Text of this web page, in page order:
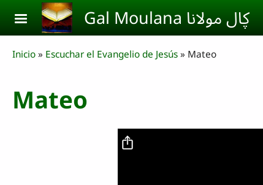
Skip to main content Gal Moulana ڮال مولانا
Breadcrumb
Inicio Escuchar el Evangelio de Jesús Mateo
Mateo